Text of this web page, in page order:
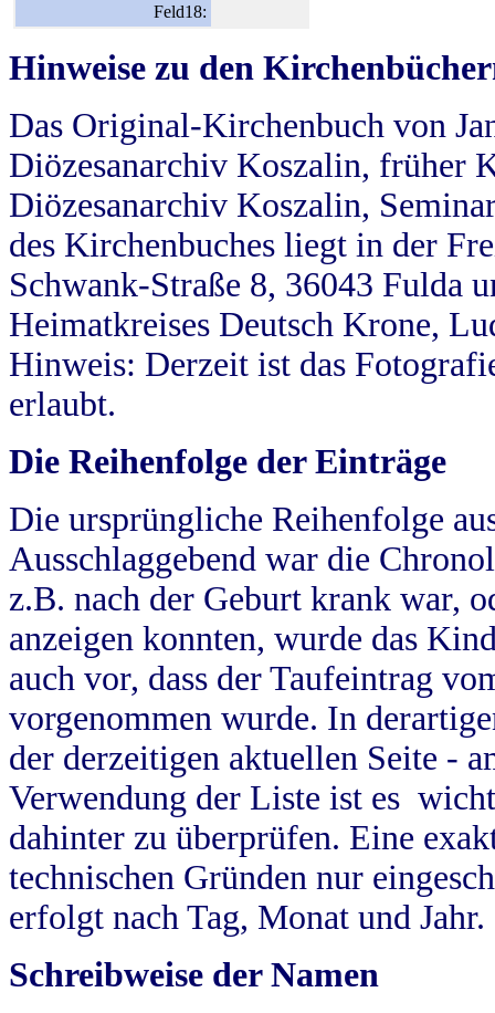
Feld18:
Hinweise zu den
Das Original-Kirchenbuch von
Diözesanarchiv Koszalin, früher
Diözesanarchiv Koszalin,
des Kirchenbuches liegt in der
Schwank-Straße 8, 36043 Fulda
Heimatkreises Deutsch Krone,
Hinweis: Derzeit ist das
erlaubt.
Die Reihenfolge der Einträge
Die ursprüngliche Reihenfolge
Ausschlaggebend war die
z.B. nach der Geburt krank war,
anzeigen konnten, wurde das
auch vor, dass der Taufeintrag
vorgenommen wurde. In
der derzeitigen aktuellen Seite -
Verwendung der Liste ist es
dahinter zu überprüfen. Eine
technischen Gründen nur
erfolgt nach Tag, Monat und Jahr.
Schreibweise der Namen